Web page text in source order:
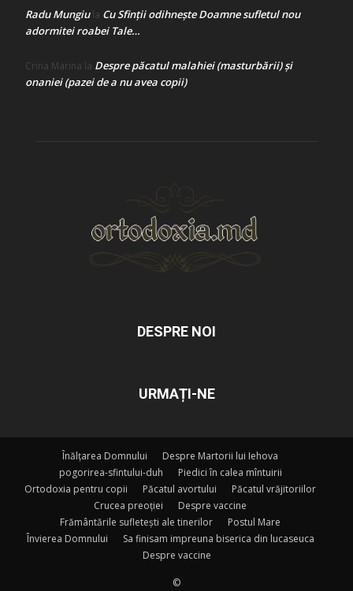
Radu Mungiula Cu Sfinții odihnește Doamne sufletul nou
adormitei roabei Tale…
Crina Marina la Despre păcatul malahiei (masturbării) şi
onaniei (pazei de a nu avea copii)
DESPRE NOI
URMAȚI-NE
Înălțarea Domnului
Despre Martorii lui Iehova
pogorirea-sfintului-duh
Piedici în calea mîntuirii
Ortodoxia pentru copii
Păcatul avortului
Păcatul vrăjitoriilor
Crucea preoției
Despre vaccine
Frământările sufletești ale tinerilor
Postul Mare
Învierea Domnului
Sa finisam impreuna biserica din lucaseuca
Despre vaccine
©